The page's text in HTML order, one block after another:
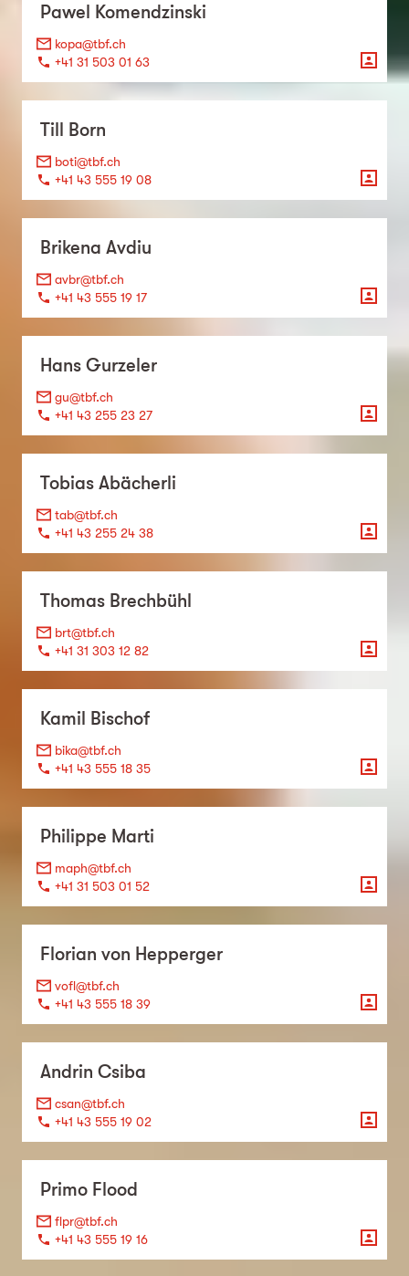
Pawel Komendzinski
kopa@tbf.ch
+41 31 503 01 63
Till Born
boti@tbf.ch
+41 43 555 19 08
Brikena Avdiu
avbr@tbf.ch
+41 43 555 19 17
Hans Gurzeler
gu@tbf.ch
+41 43 255 23 27
Tobias Abächerli
tab@tbf.ch
+41 43 255 24 38
Thomas Brechbühl
brt@tbf.ch
+41 31 303 12 82
Kamil Bischof
bika@tbf.ch
+41 43 555 18 35
Philippe Marti
maph@tbf.ch
+41 31 503 01 52
Florian von Hepperger
vofl@tbf.ch
+41 43 555 18 39
Andrin Csiba
csan@tbf.ch
+41 43 555 19 02
Primo Flood
flpr@tbf.ch
+41 43 555 19 16